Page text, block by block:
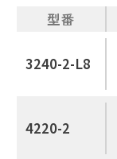
型番
3240-2-L8
4220-2